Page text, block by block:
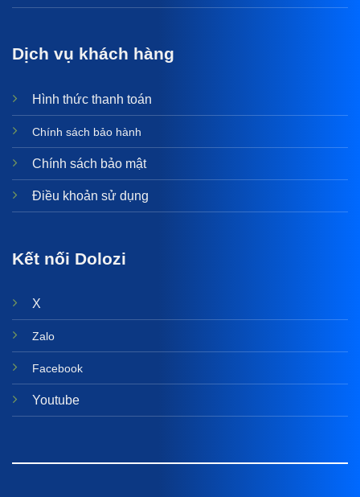
Dịch vụ khách hàng
Hình thức thanh toán
Chính sách bảo hành
Chính sách bảo mật
Điều khoản sử dụng
Kết nối Dolozi
X
Zalo
Facebook
Youtube